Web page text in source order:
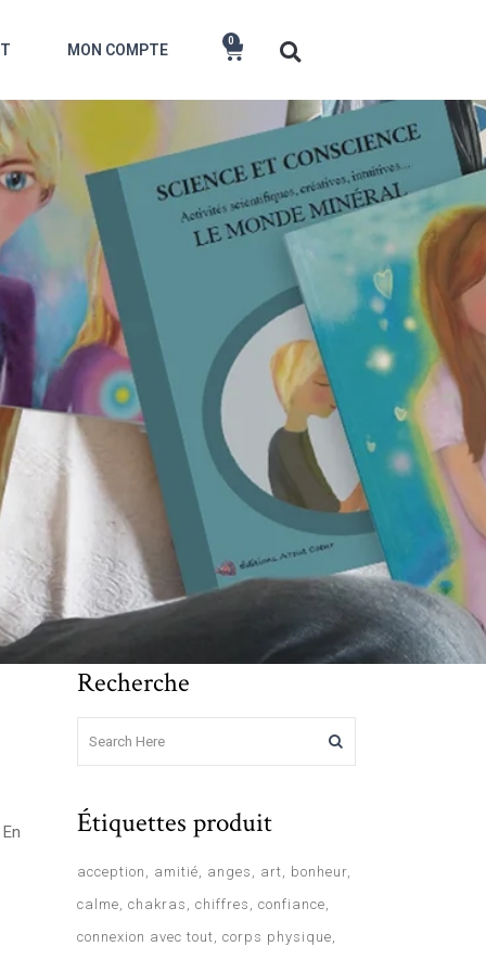
MON COMPTE
0
Recherche
Étiquettes produit
acception amitié anges art
bonheur
calme chakras chiffres
confiance
connexion avec tout corps physique